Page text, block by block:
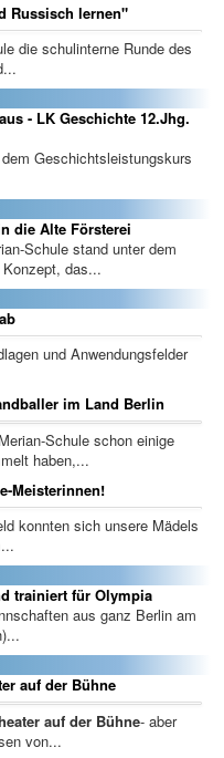
Russisch lernen"
die schulinterne Runde des
- LK Geschichte 12.Jhg.
Geschichtsleistungskurs
die Alte Försterei
Schule stand unter dem
das...
und Anwendungsfelder
im Land Berlin
Schule schon einige
haben,...
Meisterinnen!
konnten sich unsere Mädels
trainiert für Olympia
aus ganz Berlin am
auf der Bühne
auf der Bühne- aber
von...